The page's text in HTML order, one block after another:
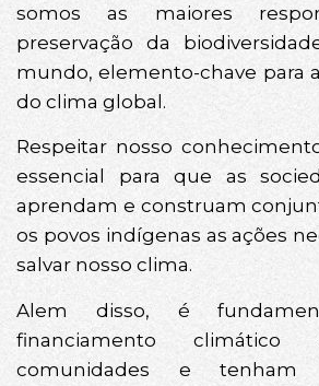
somos as maiores
preservação da
mundo, elemento-chave para
do clima global.
Respeitar nosso
essencial para que as
aprendam e construam
os povos indígenas as ações
salvar nosso clima.
Alem disso, é
financiamento climático
comunidades e tenham